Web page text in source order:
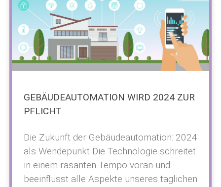
GEBÄUDEAUTOMATION WIRD 2024 ZUR
PFLICHT
Die Zukunft der Gebäudeautomation: 2024
als Wendepunkt Die Technologie schreitet
in einem rasanten Tempo voran und
beeinflusst alle Aspekte unseres täglichen